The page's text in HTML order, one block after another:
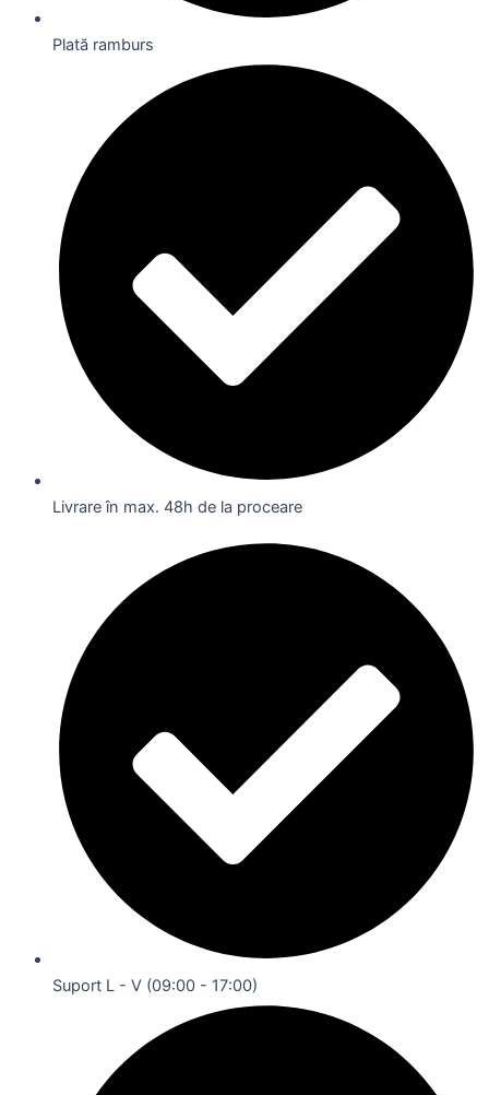
Plată ramburs
Livrare în max. 48h de la proceare
Suport L - V (09:00 - 17:00)